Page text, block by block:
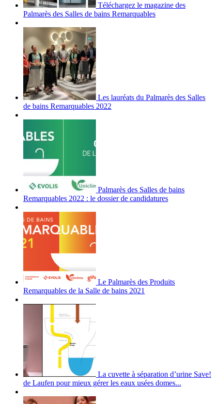
Téléchargez le magazine des
Palmarès des Salles de bains Remarquables
Les lauréats du Palmarès des Salles
de bains Remarquables 2022
Palmarès des Salles de bains
Remarquables 2022 : le dossier de candidatures
Le Palmarès des Produits
Remarquables de la Salle de bains 2021
La cuvette à séparation d’urine Save!
de Laufen pour mieux gérer les eaux usées domes...